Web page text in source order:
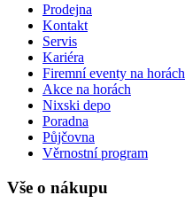
Prodejna
Kontakt
Servis
Kariéra
Firemní eventy na horách
Akce na horách
Nixski depo
Poradna
Půjčovna
Věrnostní program
Vše o nákupu